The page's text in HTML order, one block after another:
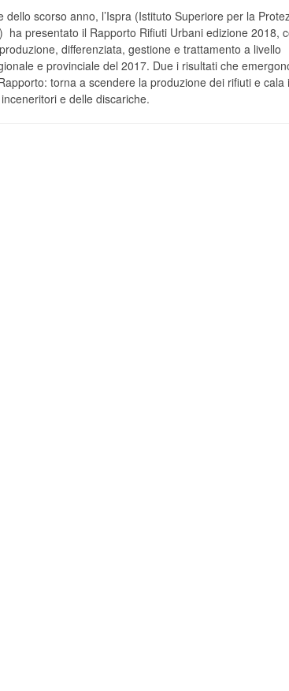
dello scorso anno, l’Ispra (Istituto Superiore per la
ha presentato il Rapporto Rifiuti Urbani edizione 2018,
differenziata, gestione e trattamento a livello
e provinciale del 2017. Due i risultati che
torna a scendere la produzione dei rifiuti e cala
e delle discariche.